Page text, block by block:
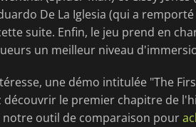
De La Iglesia (qui a
suite. Enfin, le jeu prend en
un meilleur niveau
une démo intitulée "The
découvrir le premier chapitre de
outil de comparaison pour